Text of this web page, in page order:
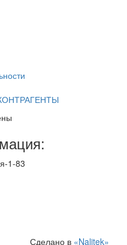
1-83
Сделано в «Nalitek»